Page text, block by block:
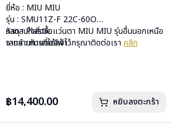
ยี่ห้อ : MIU MIU
รุ่น : SMU11Z-F 22C-60O
วัสดุ : Plastic
เลนส์ : กันแดดสีฟ้า
หากสนใจสั่งชื้อแว่นตา MIU MIU รุ่นอื่นนอกเหนือ
จากรายการที่ได้ลงไว้กรุณาติดต่อเรา คลิก
฿14,400.00 หยิบลงตะกร้า